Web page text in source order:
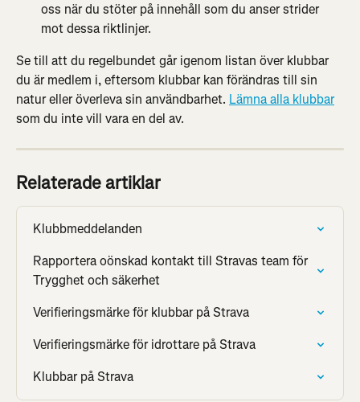
oss när du stöter på innehåll som du anser strider
mot dessa riktlinjer.
Se till att du regelbundet går igenom listan över klubbar
du är medlem i, eftersom klubbar kan förändras till sin
natur eller överleva sin användbarhet. Lämna alla klubbar
som du inte vill vara en del av.
Relaterade artiklar
Klubbmeddelanden
Rapportera oönskad kontakt till Stravas team för
Trygghet och säkerhet
Verifieringsmärke för klubbar på Strava
Verifieringsmärke för idrottare på Strava
Klubbar på Strava